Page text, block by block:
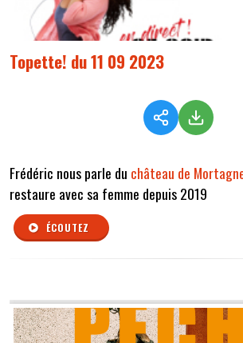
Topette! du 11 09 2023
Frédéric nous parle du château de
restaure avec sa femme depuis 2019
ÉCOUTEZ